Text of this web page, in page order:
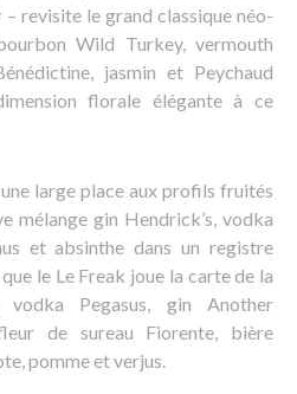
– revisite le grand classique néo-
Wild Turkey, vermouth
jasmin et Peychaud
florale élégante à ce
large place aux profils fruités
mélange gin Hendrick’s, vodka
et absinthe dans un registre
le Le Freak joue la carte de la
Pegasus, gin Another
de sureau Fiorente, bière
pomme et verjus.